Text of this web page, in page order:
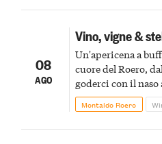
08
AGO
Vino, vigne &
Un'apericena a
cuore del Roero,
goderci con il
Montaldo Roero